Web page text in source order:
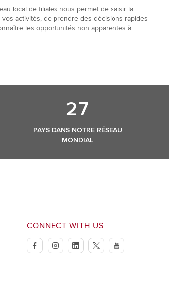
local de filiales nous permet de saisir la
vos activités, de prendre des décisions rapides
les opportunités non apparentes à
27
PAYS DANS NOTRE RÉSEAU
MONDIAL
CONNECT WITH US
facebookinstagramlinkedintwitteryoutube